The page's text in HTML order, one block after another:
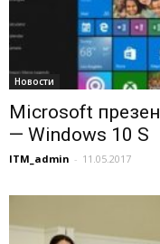
Новости
Microsoft
— Windows 10 S
ITM_admin - 11.05.2017